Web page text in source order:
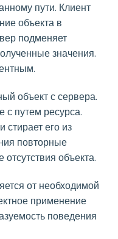
пути. Клиент
объекта в
подменяет
значения.
объект с сервера.
с путем ресурса.
стирает его из
повторные
объекта.
от необходимой
применение
поведения